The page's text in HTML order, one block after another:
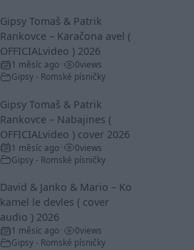
Gipsy Tomaš & Patrik
Rankovce – Karačona avel (
OFFICIALvideo ) 2026
1 měsíc ago 0views
Gipsy - Romské písničky
Gipsy Tomaš & Patrik
Rankovce – Nabajines (
OFFICIALvideo ) cover 2026
1 měsíc ago 0views
Gipsy - Romské písničky
David & Janko & Mario – Ko
kamel le devles ( cover
audio ) 2026
1 měsíc ago 0views
Gipsy - Romské písničky